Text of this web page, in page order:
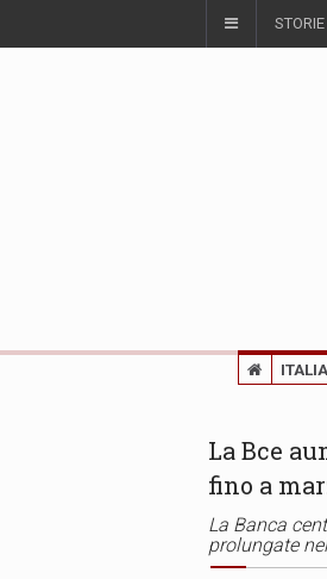
ITALIA
La Bce
fino a
La Banca
prolungate